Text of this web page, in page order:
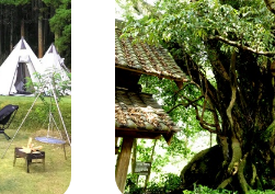
観光・公共施設
） / 白子温泉 / 茂原 / 御宿